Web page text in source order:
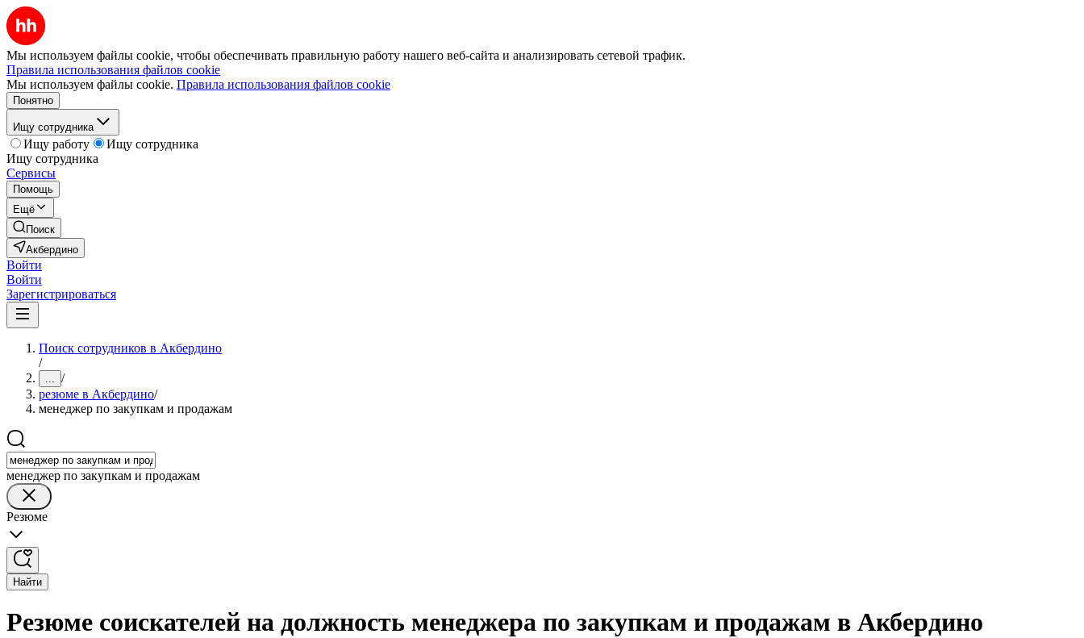
Мы используем файлы cookie, чтобы обеспечивать правильную работу нашего веб-сайта и анализировать сетевой трафик.
Правила использования файлов cookie
Мы используем файлы cookie. Правила использования файлов cookie
Понятно
Ищу сотрудника
Ищу работу
Ищу сотрудника
Ищу сотрудника
Сервисы
Помощь
Ещё
Поиск
Акбердино
Войти
Войти
Зарегистрироваться
Поиск сотрудников в Акбердино
/
... /
резюме в Акбердино/
менеджер по закупкам и продажам
менеджер по закупкам и продажам
Резюме
Найти
Резюме соискателей на должность менеджера по закупкам и продажам в Акбердино